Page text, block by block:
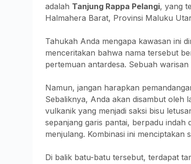
adalah Tanjung Rappa Pelangi, yang
Halmahera Barat, Provinsi Maluku
Tahukah Anda mengapa kawasan ini
menceritakan bahwa nama tersebut
pertemuan antardesa. Sebuah
Namun, jangan harapkan
Sebaliknya, Anda akan disambut oleh
vulkanik yang menjadi saksi bisu
sepanjang garis pantai, berpadu
menjulang. Kombinasi ini menciptakan
Di balik batu-batu tersebut, terdapat